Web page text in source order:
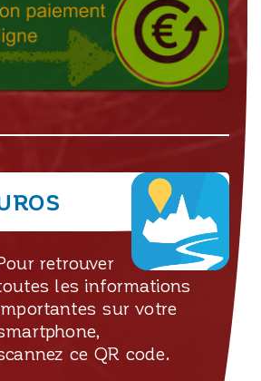
retrouver
les informations
sur votre
ce QR code.